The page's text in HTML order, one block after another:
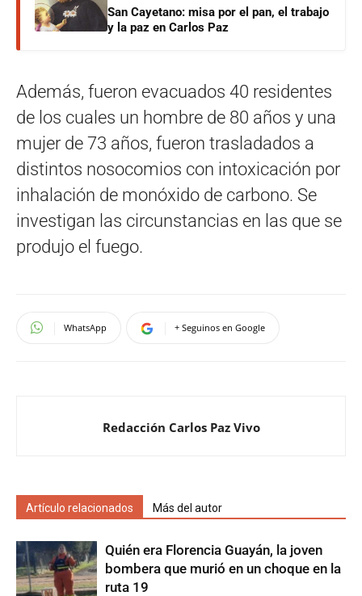
San Cayetano: misa por el pan, el trabajo
y la paz en Carlos Paz
Además, fueron evacuados 40 residentes
de los cuales un hombre de 80 años y una
mujer de 73 años, fueron trasladados a
distintos nosocomios con intoxicación por
inhalación de monóxido de carbono. Se
investigan las circunstancias en las que se
produjo el fuego.
WhatsApp + Seguinos en Google
Redacción Carlos Paz Vivo
Artículo relacionados Más del autor
Quién era Florencia Guayán, la joven
bombera que murió en un choque en la
ruta 19